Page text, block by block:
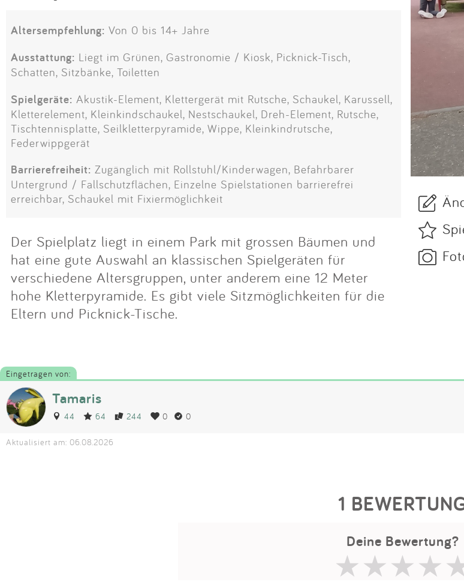
Altersempfehlung: Von 0 bis 14+ Jahre
Ausstattung: Liegt im Grünen, Gastronomie / Kiosk, Picknick-Tisch,
Schatten, Sitzbänke, Toiletten
Spielgeräte: Akustik-Element, Klettergerät mit Rutsche, Schaukel, Karussell,
Kletterelement, Kleinkindschaukel, Nestschaukel, Dreh-Element, Rutsche,
Tischtennisplatte, Seilkletterpyramide, Wippe, Kleinkindrutsche,
Federwippgerät
Barrierefreiheit: Zugänglich mit Rollstuhl/Kinderwagen, Befahrbarer
Untergrund / Fallschutzflächen, Einzelne Spielstationen barrierefrei
erreichbar, Schaukel mit Fixiermöglichkeit
Der Spielplatz liegt in einem Park mit grossen Bäumen und
hat eine gute Auswahl an klassischen Spielgeräten für
verschiedene Altersgruppen, unter anderem eine 12 Meter
hohe Kletterpyramide. Es gibt viele Sitzmöglichkeiten für die
Eltern und Picknick-Tische.
Eingetragen von:
Tamaris
44 64 244 0 0
Aktualisiert am: 06.08.2026
1
Deine Bewertung?